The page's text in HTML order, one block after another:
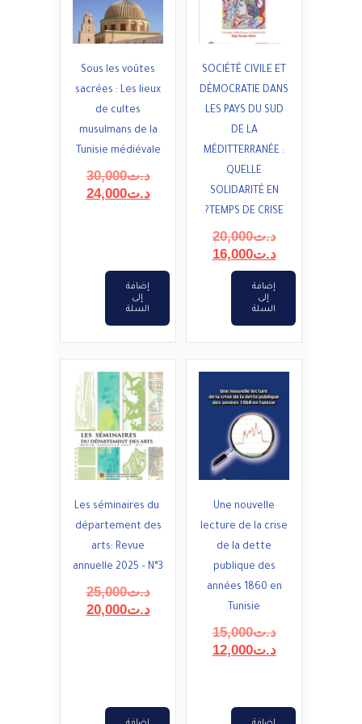
SOCIÉTÉ CIVILE ET
DÉMOCRATIE DANS
LES PAYS DU SUD
DE LA
MÉDITTERRANÉE :
QUELLE
SOLIDARITÉ EN
TEMPS DE CRISE?
د.ت20,000السعر
د.ت16,000
إضافة
إلى
السلة
Sous les voûtes
sacrées : Les lieux
de cultes
musulmans de la
Tunisie médiévale
د.ت30,000السعر
الأصلي
د.ت24,000السعر
إضافة
إلى
السلة
Une nouvelle
lecture de la crise
de la dette
publique des
années 1860 en
Tunisie
د.ت15,000السعر
د.ت12,000
Les séminaires du
département des
arts: Revue
annuelle 2025 – N°3
د.ت25,000السعر
الأصلي
د.ت20,000السعر